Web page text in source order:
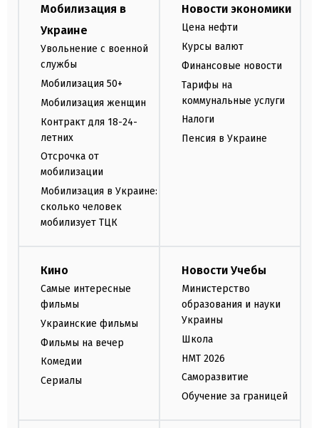
Мобилизация в
Украине
Увольнение с военной
службы
Мобилизация 50+
Мобилизация женщин
Контракт для 18-24-
летних
Отсрочка от
мобилизации
Мобилизация в Украине:
сколько человек
мобилизует ТЦК
Новости экономики
Цена нефти
Курсы валют
Финансовые новости
Тарифы на
коммунальные услуги
Налоги
Пенсия в Украине
Кино
Самые интересные
фильмы
Украинские фильмы
Фильмы на вечер
Комедии
Сериалы
Новости Учебы
Министерство
образования и науки
Украины
Школа
НМТ 2026
Саморазвитие
Обучение за границей